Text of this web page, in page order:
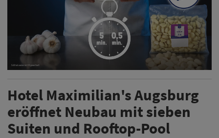
Hotel Maximilian's Augsburg
eröffnet Neubau mit sieben
Suiten und Rooftop-Pool